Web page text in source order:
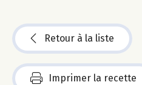
Retour à la liste
Imprimer la recette